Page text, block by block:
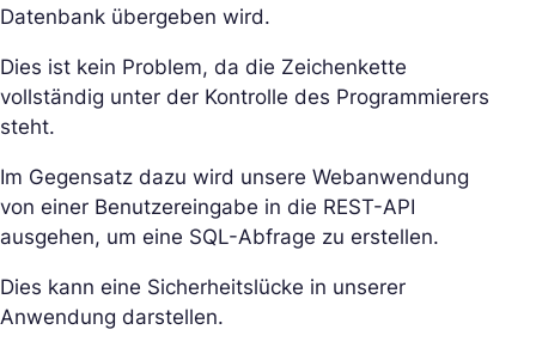
Datenbank übergeben wird.
Dies ist kein Problem, da die Zeichenkette
vollständig unter der Kontrolle des Programmierers
steht.
Im Gegensatz dazu wird unsere Webanwendung
von einer Benutzereingabe in die REST-API
ausgehen, um eine SQL-Abfrage zu erstellen.
Dies kann eine Sicherheitslücke in unserer
Anwendung darstellen.